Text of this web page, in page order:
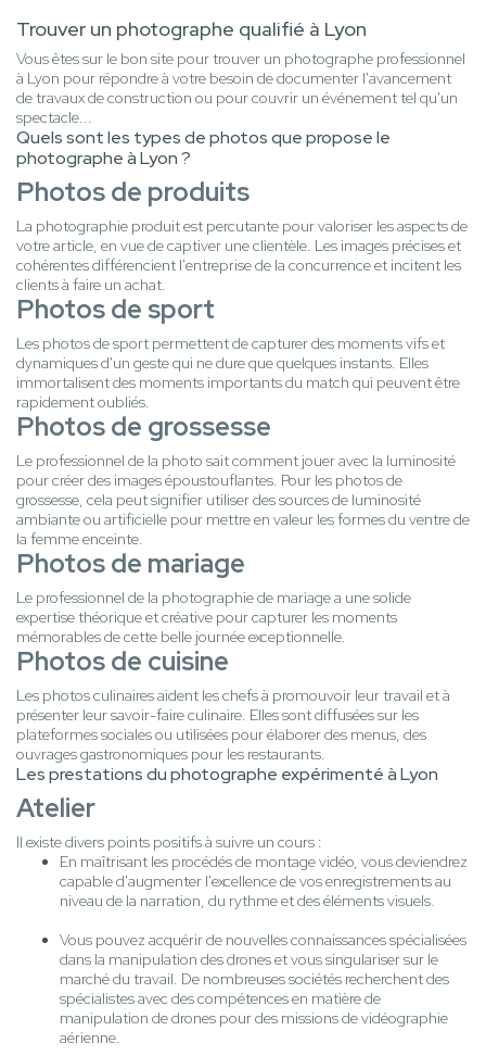
Trouver un photographe qualifié à Lyon
Vous êtes sur le bon site pour trouver un photographe professionnel
à Lyon pour répondre à votre besoin de documenter l'avancement
de travaux de construction ou pour couvrir un événement tel qu'un
spectacle...
Quels sont les types de photos que propose le
photographe à Lyon ?
Photos de produits
La photographie produit est percutante pour valoriser les aspects de
votre article, en vue de captiver une clientèle. Les images précises et
cohérentes différencient l'entreprise de la concurrence et incitent les
clients à faire un achat.
Photos de sport
Les photos de sport permettent de capturer des moments vifs et
dynamiques d'un geste qui ne dure que quelques instants. Elles
immortalisent des moments importants du match qui peuvent être
rapidement oubliés.
Photos de grossesse
Le professionnel de la photo sait comment jouer avec la luminosité
pour créer des images époustouflantes. Pour les photos de
grossesse, cela peut signifier utiliser des sources de luminosité
ambiante ou artificielle pour mettre en valeur les formes du ventre de
la femme enceinte.
Photos de mariage
Le professionnel de la photographie de mariage a une solide
expertise théorique et créative pour capturer les moments
mémorables de cette belle journée exceptionnelle.
Photos de cuisine
Les photos culinaires aident les chefs à promouvoir leur travail et à
présenter leur savoir-faire culinaire. Elles sont diffusées sur les
plateformes sociales ou utilisées pour élaborer des menus, des
ouvrages gastronomiques pour les restaurants.
Les prestations du photographe expérimenté à Lyon
Atelier
Il existe divers points positifs à suivre un cours :
En maîtrisant les procédés de montage vidéo, vous deviendrez
capable d'augmenter l'excellence de vos enregistrements au
niveau de la narration, du rythme et des éléments visuels.
Vous pouvez acquérir de nouvelles connaissances spécialisées
dans la manipulation des drones et vous singulariser sur le
marché du travail. De nombreuses sociétés recherchent des
spécialistes avec des compétences en matière de
manipulation de drones pour des missions de vidéographie
aérienne.